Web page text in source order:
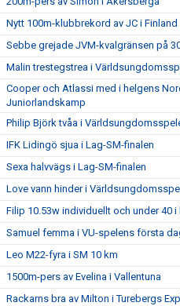
Nytt 100m-klubbrekord av JC i Finland
Sebbe grejade JVM-kvalgränsen på
Malin trestegstrea i
Cooper och Atlassi med i helgens
Juniorlandskamp
Philip Björk tvåa i
IFK Lidingö sjua i Lag-SM-finalen
Sexa halvvägs i Lag-SM-finalen
Love vann hinder i
Filip 10.53w individuellt och under 40
Samuel femma i VU-spelens första
Leo M22-fyra i SM 10 km
1500m-pers av Evelina i Vallentuna
Rackarns bra av Milton i Turebergs